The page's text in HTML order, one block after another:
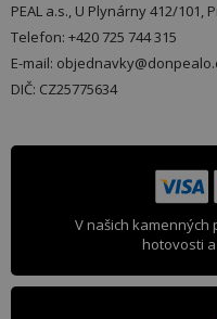
PEAL a.s., U Plynárny 412/101,
Telefon: +420 725 744 315
E-mail:
DIČ: CZ25775634
V našich
hotovosti